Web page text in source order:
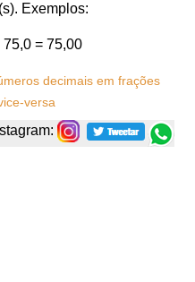
Exemplos:
= 75,00
decimais em frações
versa